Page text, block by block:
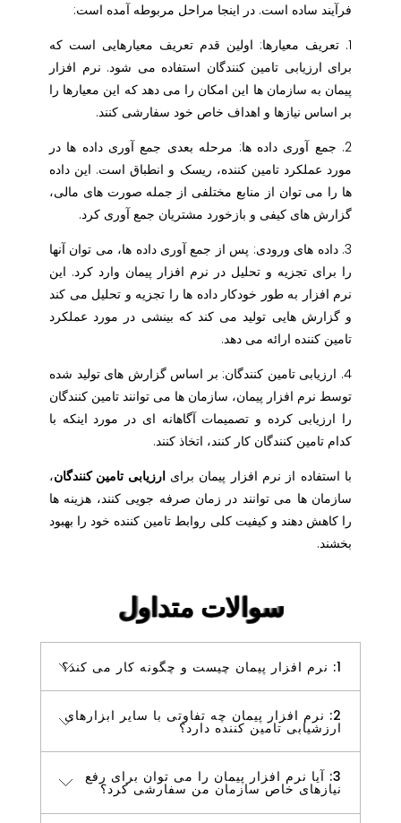
فرآیند ساده است. در اینجا مراحل مربوطه آمده است:
1. تعریف معیارها: اولین قدم تعریف معیارهایی است که
برای ارزیابی تامین کنندگان استفاده می شود. نرم افزار
پیمان به سازمان ها این امکان را می دهد که این معیارها را
بر اساس نیازها و اهداف خاص خود سفارشی کنند.
2. جمع آوری داده ها: مرحله بعدی جمع آوری داده ها در
مورد عملکرد تامین کننده، ریسک و انطباق است. این داده
ها را می توان از منابع مختلفی از جمله صورت های مالی،
گزارش های کیفی و بازخورد مشتریان جمع آوری کرد.
3. داده های ورودی: پس از جمع آوری داده ها، می توان آنها
را برای تجزیه و تحلیل در نرم افزار پیمان وارد کرد. این
نرم افزار به طور خودکار داده ها را تجزیه و تحلیل می کند
و گزارش هایی تولید می کند که بینشی در مورد عملکرد
تامین کننده ارائه می دهد.
4. ارزیابی تامین کنندگان: بر اساس گزارش های تولید شده
توسط نرم افزار پیمان، سازمان ها می توانند تامین کنندگان
را ارزیابی کرده و تصمیمات آگاهانه ای در مورد اینکه با
کدام تامین کنندگان کار کنند، اتخاذ کنند.
با استفاده از نرم افزار پیمان برایارزیابی تامین کنندگان،
سازمان ها می توانند در زمان صرفه جویی کنند، هزینه ها
را کاهش دهند و کیفیت کلی روابط تامین کننده خود را بهبود
بخشند.
سوالات متداول
سوالات متداول
سوالات متداول
سوالات متداول
سوالات متداول
سوالات متداول
سوالات متداول
سوالات متداول
1: نرم افزار پیمان چیست و چگونه کار می کند؟
نرم افزار پیمان یک ابزار ارزش گذاری تامین کننده
است که از تجزیه و تحلیل داده های پیشرفته، یادگیری
را با رویکردی جامع و مبتنی بر داده برای ارزیابی تامین
2: نرم افزار پیمان چه تفاوتی با سایر ابزارهای
ارزشیابی تامین کننده دارد؟
نرم افزار پیمان از چند جهت با سایر ابزارهای ارزیابی
تامین کننده متفاوت است. اول، به سازمان ها اجازه
3: آیا نرم افزار پیمان را می توان برای رفع
نیازهای خاص سازمان من سفارشی کرد؟